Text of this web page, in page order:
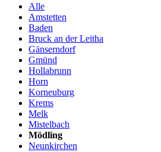
Alle
Amstetten
Baden
Bruck an der Leitha
Gänserndorf
Gmünd
Hollabrunn
Horn
Korneuburg
Krems
Melk
Mistelbach
Mödling
Neunkirchen